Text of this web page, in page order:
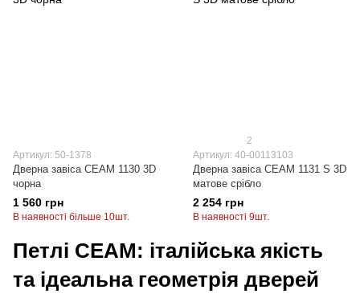
Артикул: 50-1378
Дверна завіса CEAM 1130 3D
чорна
1 560 грн
В наявності більше 10шт.
2
Артикул: 40-00113103
Дверна завіса CEAM 1131 S 3D
матове срібло
2 254 грн
В наявності 9шт.
Петлі CEAM: італійська якість
та ідеальна геометрія дверей